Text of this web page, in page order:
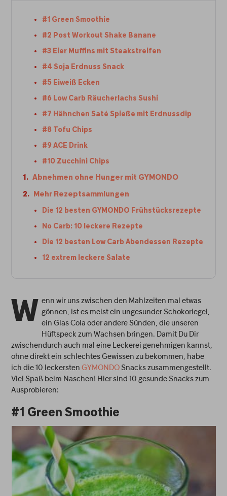
#1 Green Smoothie
#2 Post Workout Shake Banane
#3 Eier Muffins mit Steakstreifen
#4 Soja Erdnuss Snack
#5 Eiweiß Ecken
#6 Low Carb Räucherlachs Sushi
#7 Hähnchen Saté Spieße mit Erdnussdip
#8 Tofu Chips
#9 ACE Drink
#10 Zucchini Chips
Abnehmen ohne Hunger mit GYMONDO
Mehr Rezeptsammlungen
Die 12 besten GYMONDO Frühstücksrezepte
No Carb: 10 leckere Rezepte
Die 12 besten Low Carb Abendessen Rezepte
12 extrem leckere Salate
W enn wir uns zwischen den Mahlzeiten mal etwas
gönnen, ist es meist ein ungesunder Schokoriegel,
ein Glas Cola oder andere Sünden, die unseren
Hüftspeck zum Wachsen bringen. Damit Du Dir
zwischendurch auch mal eine Leckerei genehmigen kannst,
ohne direkt ein schlechtes Gewissen zu bekommen, habe
ich die 10 leckerstenGYMONDOSnacks zusammengestellt.
Viel Spaß beim Naschen! Hier sind 10 gesunde Snacks zum
Ausprobieren:
#1 Green Smoothie